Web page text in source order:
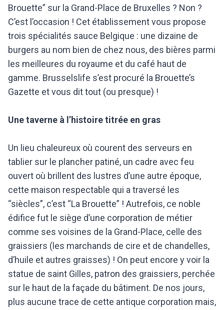
Brouette” sur la Grand-Place de Bruxelles ? Non ?
C’est l’occasion ! Cet établissement vous propose
trois spécialités sauce Belgique : une dizaine de
burgers au nom bien de chez nous, des bières parmi
les meilleures du royaume et du café haut de
gamme. Brusselslife s’est procuré la Brouette’s
Gazette et vous dit tout (ou presque) !
Une taverne à l’histoire titrée en gras
Un lieu chaleureux où courent des serveurs en
tablier sur le plancher patiné, un cadre avec feu
ouvert où brillent des lustres d’une autre époque,
cette maison respectable qui a traversé les
“siècles”, c’est “La Brouette” ! Autrefois, ce noble
édifice fut le siège d’une corporation de métier
comme ses voisines de la Grand-Place, celle des
graissiers (les marchands de cire et de chandelles,
d’huile et autres graisses) ! On peut encore y voir la
statue de saint Gilles, patron des graissiers, perchée
sur le haut de la façade du bâtiment. De nos jours,
plus aucune trace de cette antique corporation mais,